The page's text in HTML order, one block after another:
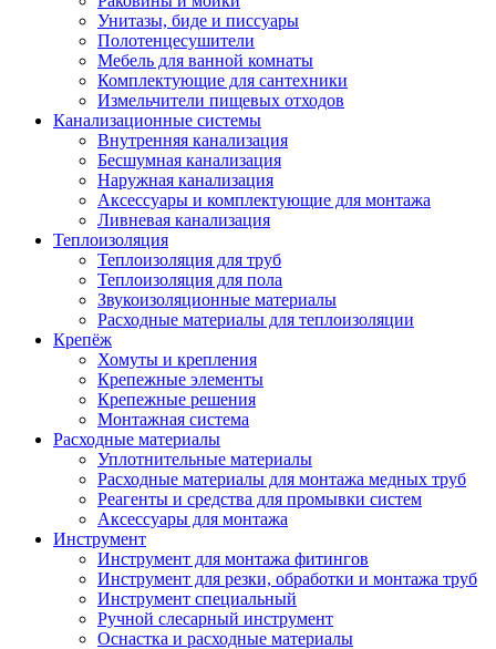
Унитазы, биде и писсуары
Полотенцесушители
Мебель для ванной комнаты
Комплектующие для сантехники
Измельчители пищевых отходов
Канализационные системы
Внутренняя канализация
Бесшумная канализация
Наружная канализация
Аксессуары и комплектующие для монтажа
Ливневая канализация
Теплоизоляция
Теплоизоляция для труб
Теплоизоляция для пола
Звукоизоляционные материалы
Расходные материалы для теплоизоляции
Крепёж
Хомуты и крепления
Крепежные элементы
Крепежные решения
Монтажная система
Расходные материалы
Уплотнительные материалы
Расходные материалы для монтажа медных труб
Реагенты и средства для промывки систем
Аксессуары для монтажа
Инструмент
Инструмент для монтажа фитингов
Инструмент для резки, обработки и монтажа труб
Инструмент специальный
Ручной слесарный инструмент
Оснастка и расходные материалы